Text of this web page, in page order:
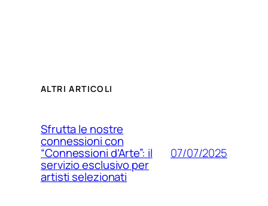
ALTRI ARTICOLI
Sfrutta le nostre
connessioni con
“Connessioni d’Arte”: il
servizio esclusivo per
artisti selezionati
07/07/2025